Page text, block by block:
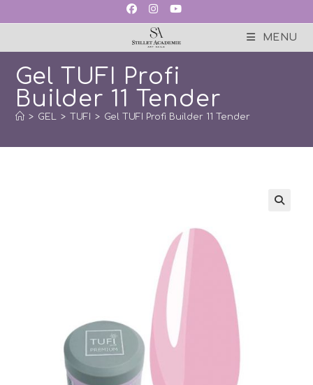
MENU
Gel TUFI Profi
Builder 11 Tender
> GEL > TUFI > Gel TUFI Profi Builder 11 Tender